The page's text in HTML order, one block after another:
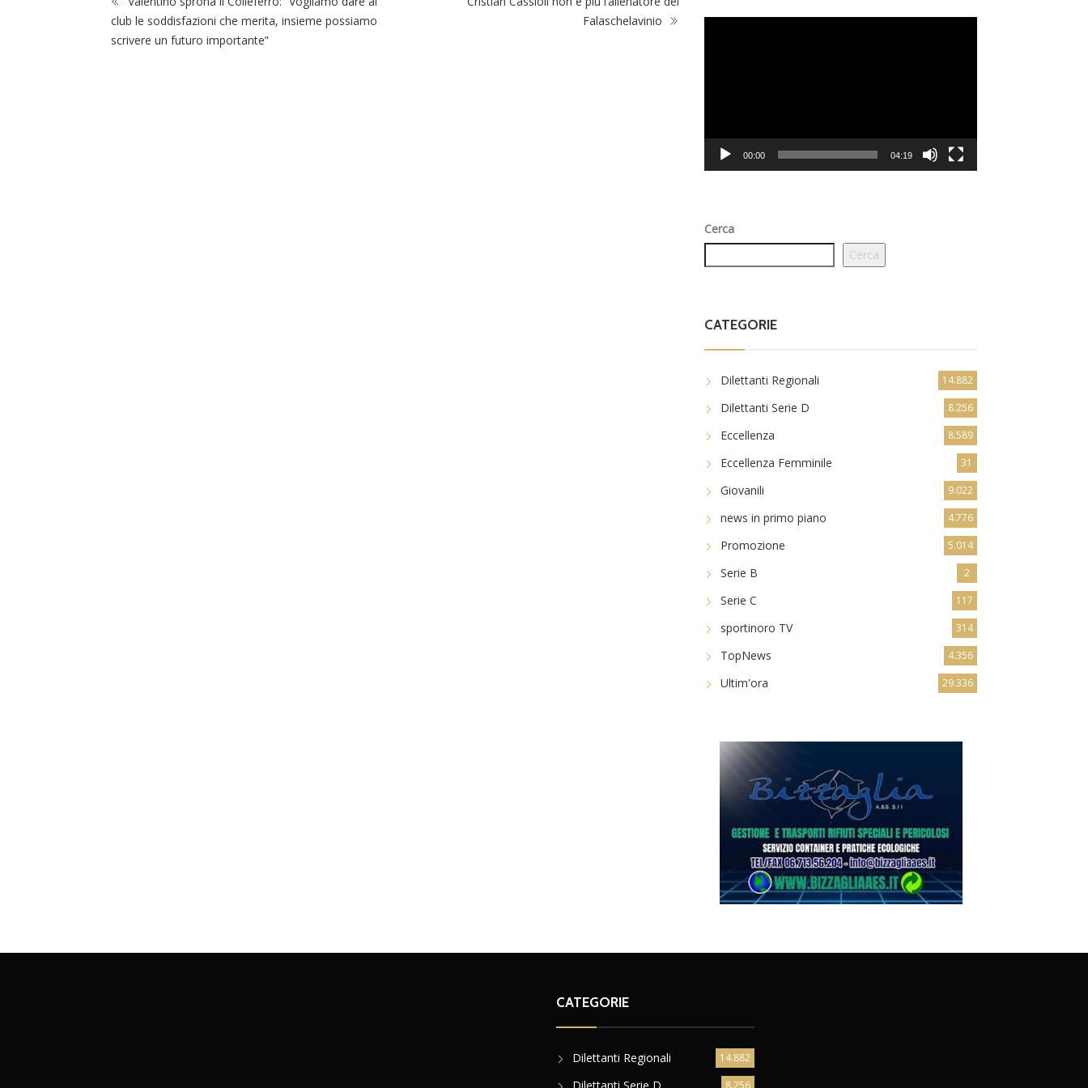
club le soddisfazioni che merita, insieme possiamo
scrivere un futuro importante”
Falaschelavinio
00:00 04:19
Cerca
Cerca
CATEGORIE
Dilettanti Regionali 14.882
Dilettanti Serie D 8.256
Eccellenza 8.589
Eccellenza Femminile 31
Giovanili 9.022
news in primo piano 4.776
Promozione 5.014
Serie B 2
Serie C 117
sportinoro TV 314
TopNews 4.356
Ultim'ora 29.336
CATEGORIE
Dilettanti Regionali 14.882
8.256